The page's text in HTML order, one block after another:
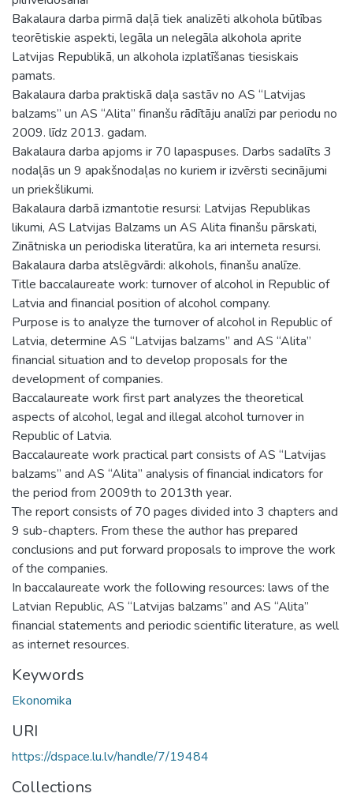
Bakalaura darba pirmā daļā tiek analizēti alkohola būtības
teorētiskie aspekti, legāla un nelegāla alkohola aprite
Latvijas Republikā, un alkohola izplatīšanas tiesiskais
pamats.
Bakalaura darba praktiskā daļa sastāv no AS “Latvijas
balzams” un AS “Alita” finanšu rādītāju analīzi par periodu no
2009. līdz 2013. gadam.
Bakalaura darba apjoms ir 70 lapaspuses. Darbs sadalīts 3
nodaļās un 9 apakšnodaļas no kuriem ir izvērsti secinājumi
un priekšlikumi.
Bakalaura darbā izmantotie resursi: Latvijas Republikas
likumi, AS Latvijas Balzams un AS Alita finanšu pārskati,
Zinātniska un periodiska literatūra, ka ari interneta resursi.
Bakalaura darba atslēgvārdi: alkohols, finanšu analīze.
Title baccalaureate work: turnover of alcohol in Republic of
Latvia and financial position of alcohol company.
Purpose is to analyze the turnover of alcohol in Republic of
Latvia, determine AS “Latvijas balzams” and AS “Alita”
financial situation and to develop proposals for the
development of companies.
Baccalaureate work first part analyzes the theoretical
aspects of alcohol, legal and illegal alcohol turnover in
Republic of Latvia.
Baccalaureate work practical part consists of AS “Latvijas
balzams” and AS “Alita” analysis of financial indicators for
the period from 2009th to 2013th year.
The report consists of 70 pages divided into 3 chapters and
9 sub-chapters. From these the author has prepared
conclusions and put forward proposals to improve the work
of the companies.
In baccalaureate work the following resources: laws of the
Latvian Republic, AS “Latvijas balzams” and AS “Alita”
financial statements and periodic scientific literature, as well
as internet resources.
Keywords
Ekonomika
URI
https://dspace.lu.lv/handle/7/19484
Collections